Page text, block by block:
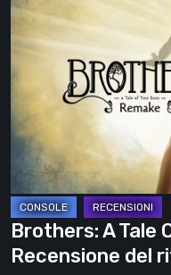
Tale
Of
Two
Sons
Remake
Recensione
del
ritorno
di
Brothers: A Tale
Recensione del